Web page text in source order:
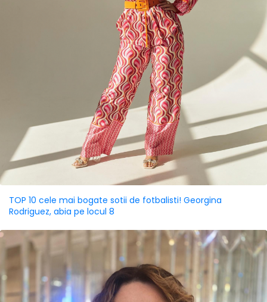
TOP 10 cele mai bogate sotii de fotbalisti! Georgina
Rodriguez, abia pe locul 8